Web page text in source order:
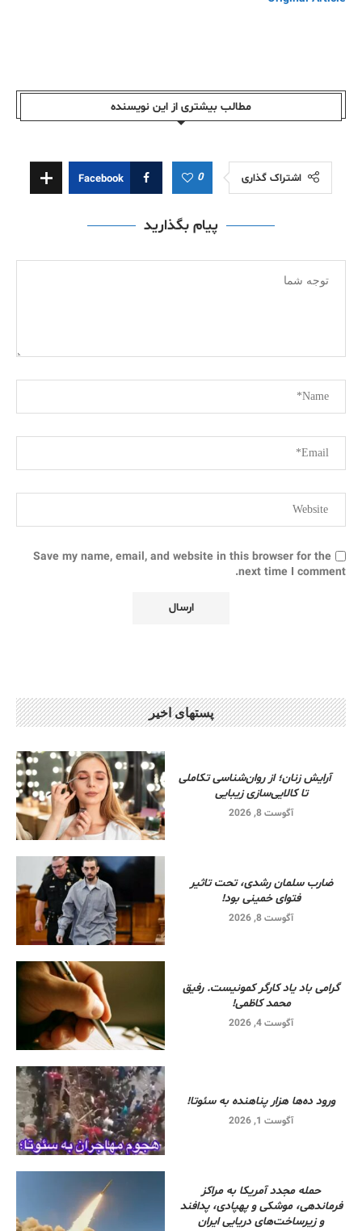
مطالب بیشتری از این نویسندە
اشتراک گذاری 0
Facebook
پیام بگذارید
Save my name, email, and website in this browser for the
next time I comment.
پستهای اخیر
آرایش زنان؛ از روان‌شناسی تکاملی
تا کالایی‌سازی زیبایی
آگوست 8, 2026
ضارب سلمان رشدی، تحت تاثیر
فتوای خمینی بود!
آگوست 8, 2026
گرامی باد یاد کارگر کمونیست. رفیق
محمد کاظمی!
آگوست 4, 2026
ورود ده‌ها هزار پناهنده به سئوتا!
آگوست 1, 2026
حمله مجدد آمریکا به مراکز
فرماندهی، موشکی و پهپادی، پدافند
و زیرساخت‌های دریایی ایران